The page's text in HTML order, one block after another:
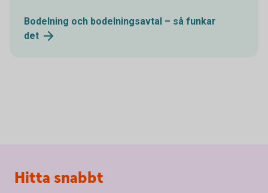
Bodelning och bodelningsavtal – så funkar
det
Sidfot
Hitta snabbt